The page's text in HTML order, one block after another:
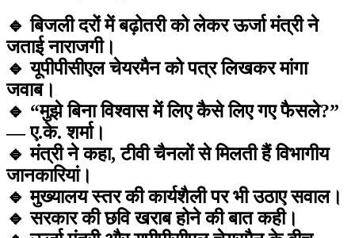
🔹 बिजली दरों में बढ़ोतरी को लेकर ऊर्जा मंत्री ने
जताई नाराजगी।
🔹 यूपीपीसीएल चेयरमैन को पत्र लिखकर मांगा
जवाब।
🔹 “मुझे बिना विश्वास में लिए कैसे लिए गए फैसले?”
— ए.के. शर्मा।
🔹 मंत्री ने कहा, टीवी चैनलों से मिलती हैं विभागीय
जानकारियां।
🔹 मुख्यालय स्तर की कार्यशैली पर भी उठाए सवाल।
🔹 सरकार की छवि खराब होने की बात कही।